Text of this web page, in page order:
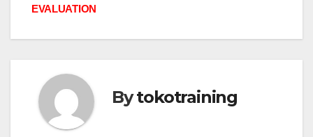
EVALUATION
Bytokotraining